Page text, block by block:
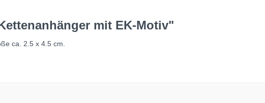
mit EK-Motiv"
ca. 2.5 x 4.5 cm.